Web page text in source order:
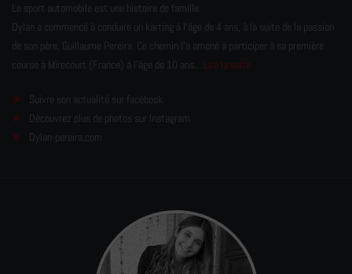
Le sport automobile est une histoire de famille.
Dylan a commencé à conduire un karting à l’âge de 4 ans, à la suite de la passion
de son père, Guillaume Pereira. Ce chemin l'a amené à participer à sa première
course à Mirecourt (France) à l'âge de 10 ans... Lire la suite
Suivre son actualité sur facebook
Découvrez plus de photos sur Instagram
Dylan-pereira.com